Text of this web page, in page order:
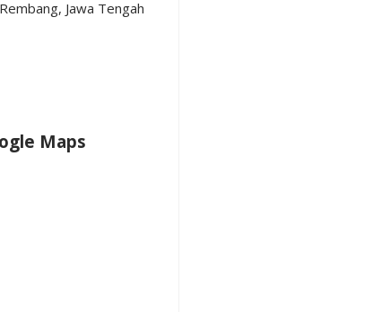
Jawa Tengah
Maps